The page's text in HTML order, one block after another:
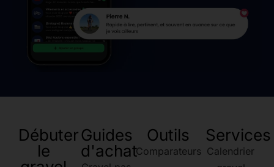
Débuter
le
Guides
d'achat
Outils
Comparateurs
Services
Calendrier